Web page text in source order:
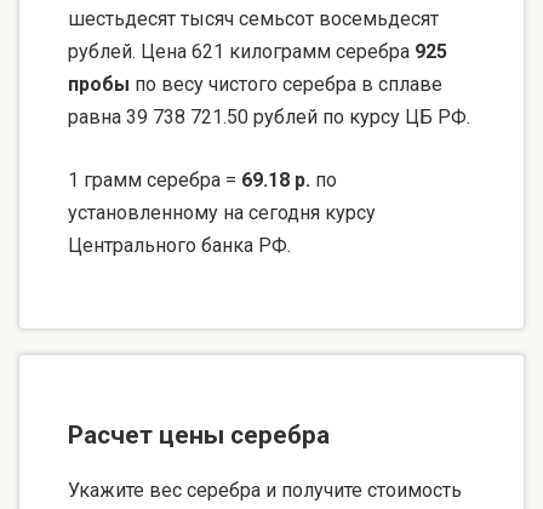
шестьдесят тысяч семьсот восемьдесят
рублей. Цена 621 килограмм серебра 925
пробы по весу чистого серебра в сплаве
равна 39 738 721.50 рублей по курсу ЦБ РФ.
1 грамм серебра = 69.18 р. по
установленному на сегодня курсу
Центрального банка РФ.
Расчет цены серебра
Укажите вес серебра и получите стоимость